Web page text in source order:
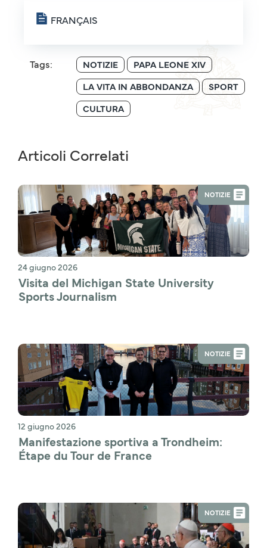
FRANÇAIS
Tags: NOTIZIE
PAPA LEONE XIV
LA VITA IN ABBONDANZA
SPORT
CULTURA
Articoli Correlati
NOTIZIE
24 giugno 2026
Visita del Michigan State University
NOTIZIE
12 giugno 2026
Manifestazione sportiva a Trondheim:
Étape du Tour de France
NOTIZIE